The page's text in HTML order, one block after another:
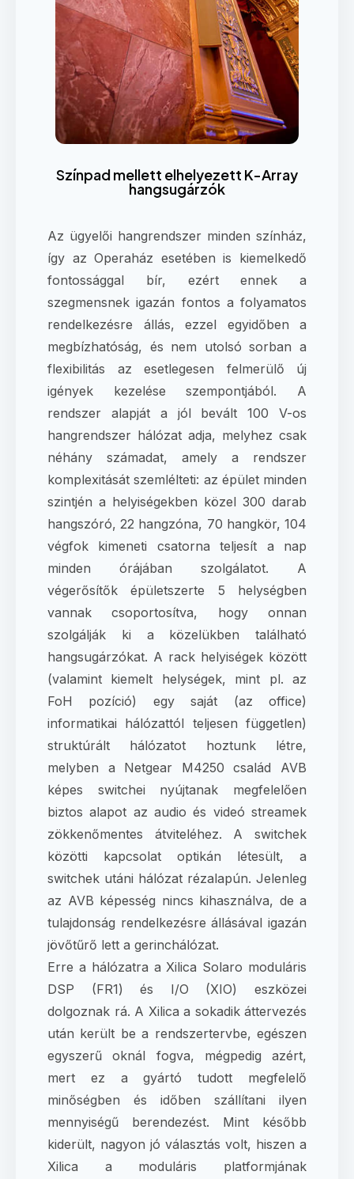
Színpad mellett elhelyezett K-Array
hangsugárzók
Az ügyelői hangrendszer minden színház,
így az Operaház esetében is kiemelkedő
fontossággal bír, ezért ennek a
szegmensnek igazán fontos a folyamatos
rendelkezésre állás, ezzel egyidőben a
megbízhatóság, és nem utolsó sorban a
flexibilitás az esetlegesen felmerülő új
igények kezelése szempontjából. A
rendszer alapját a jól bevált 100 V-os
hangrendszer hálózat adja, melyhez csak
néhány számadat, amely a rendszer
komplexitását szemlélteti: az épület minden
szintjén a helyiségekben közel 300 darab
hangszóró, 22 hangzóna, 70 hangkör, 104
végfok kimeneti csatorna teljesít a nap
minden órájában szolgálatot. A
végerősítők épületszerte 5 helységben
vannak csoportosítva, hogy onnan
szolgálják ki a közelükben található
hangsugárzókat. A rack helyiségek között
(valamint kiemelt helységek, mint pl. az
FoH pozíció) egy saját (az office)
informatikai hálózattól teljesen független)
struktúrált hálózatot hoztunk létre,
melyben a Netgear M4250 család AVB
képes switchei nyújtanak megfelelően
biztos alapot az audio és videó streamek
zökkenőmentes átviteléhez. A switchek
közötti kapcsolat optikán létesült, a
switchek utáni hálózat rézalapún. Jelenleg
az AVB képesség nincs kihasználva, de a
tulajdonság rendelkezésre állásával igazán
jövőtűrő lett a gerinchálózat.
Erre a hálózatra a Xilica Solaro moduláris
DSP (FR1) és I/O (XIO) eszközei
dolgoznak rá. A Xilica a sokadik áttervezés
után került be a rendszertervbe, egészen
egyszerű oknál fogva, mégpedig azért,
mert ez a gyártó tudott megfelelő
minőségben és időben szállítani ilyen
mennyiségű berendezést. Mint később
kiderült, nagyon jó választás volt, hiszen a
Xilica a moduláris platformjának